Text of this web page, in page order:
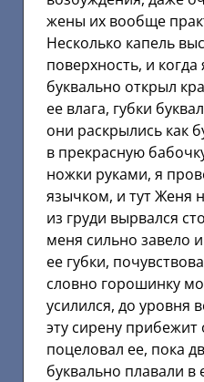
жены их вообще
Несколько капель
поверхность, и
буквально открыл
ее влага, губки
они раскрылись как
в прекрасную
ножки руками, я
язычком, и тут Женя
из груди вырвался
меня сильно завело
ее губки,
словно горошинку
усилился, до уровня
эту сирену прибежит
поцеловал ее, пока
буквально плавали в